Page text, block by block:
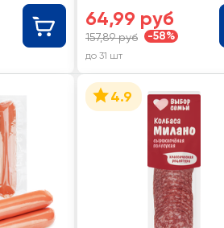
64,99 руб
157,89 руб -58%
до 31 шт
4.9